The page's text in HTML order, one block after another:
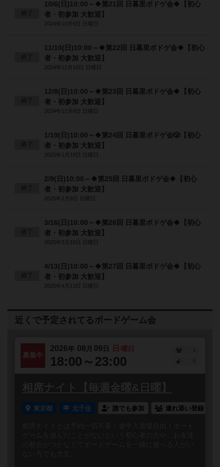
10/6(日)10:00～🍀第21回 日暮里ボドゲ会🍀【初心
者・初参加 大歓迎】
2024年10月6日 日曜日
11/10(日)10:00～🍀第22回 日暮里ボドゲ会🍀【初心
者・初参加 大歓迎】
2024年11月10日 日曜日
12/8(日)10:00～🍀第23回 日暮里ボドゲ会🍀【初心
者・初参加 大歓迎】
2024年12月8日 日曜日
1/19(日)10:00～🍀第24回 日暮里ボドゲ会🎲【初心
者・初参加 大歓迎】
2025年1月19日 日曜日
2/9(日)10:00～🍀第25回 日暮里ボドゲ会🍀【初心
者・初参加 大歓迎】
2025年2月9日 日曜日
3/16(日)10:00～🍀第26回 日暮里ボドゲ会🍀【初心
者・初参加 大歓迎】
2025年3月16日 日曜日
4/13(日)10:00～🍀第27回 日暮里ボドゲ会🍀【初心
者・初参加 大歓迎】
2025年4月13日 日曜日
近くで予定されてるボードゲーム会
募集中
2026年 08 月 09 日 日 曜日
18:00～23:00
1
相席ナイト【毎週金曜&日曜】
東京都 北千住 誰でも参加 連れ添い登録
相席ナイトとは予約一切不要！途中入退場自由！ボード
ゲームを遊んだことがないという初心者の方や、お友達
の都合がつかなくてボードゲームを一緒に遊べる人がい
ない方でも大丈...